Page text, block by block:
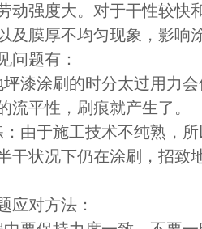
动强度大。对于干性较快
及膜厚不均匀现象，影响
问题有：
漆涂刷的时分太过用力
流平性，刷痕就产生了。
由于施工技术不纯熟，
干状况下仍在涂刷，招致
应对方法：